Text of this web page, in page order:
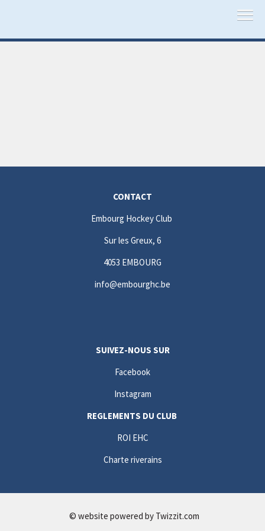
CONTACT
Embourg Hockey Club
Sur les Greux, 6
4053 EMBOURG
info@embourghc.be
SUIVEZ-NOUS SUR
Facebook
Instagram
REGLEMENTS DU CLUB
ROI EHC
Charte riverains
© website powered by Twizzit.com